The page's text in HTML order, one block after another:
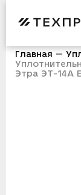
Главная
Этра ЭТ-14A